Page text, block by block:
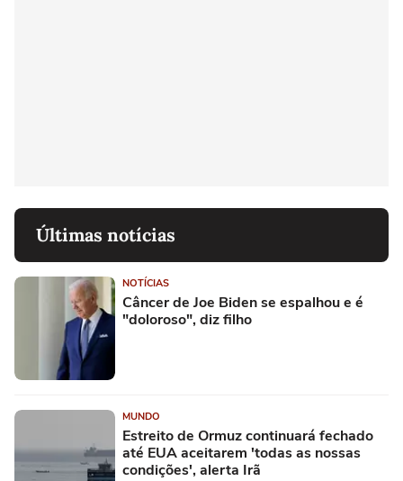
Últimas notícias
NOTÍCIAS
Câncer de Joe Biden se espalhou e é
"doloroso", diz filho
MUNDO
Estreito de Ormuz continuará fechado
até EUA aceitarem 'todas as nossas
condições', alerta Irã